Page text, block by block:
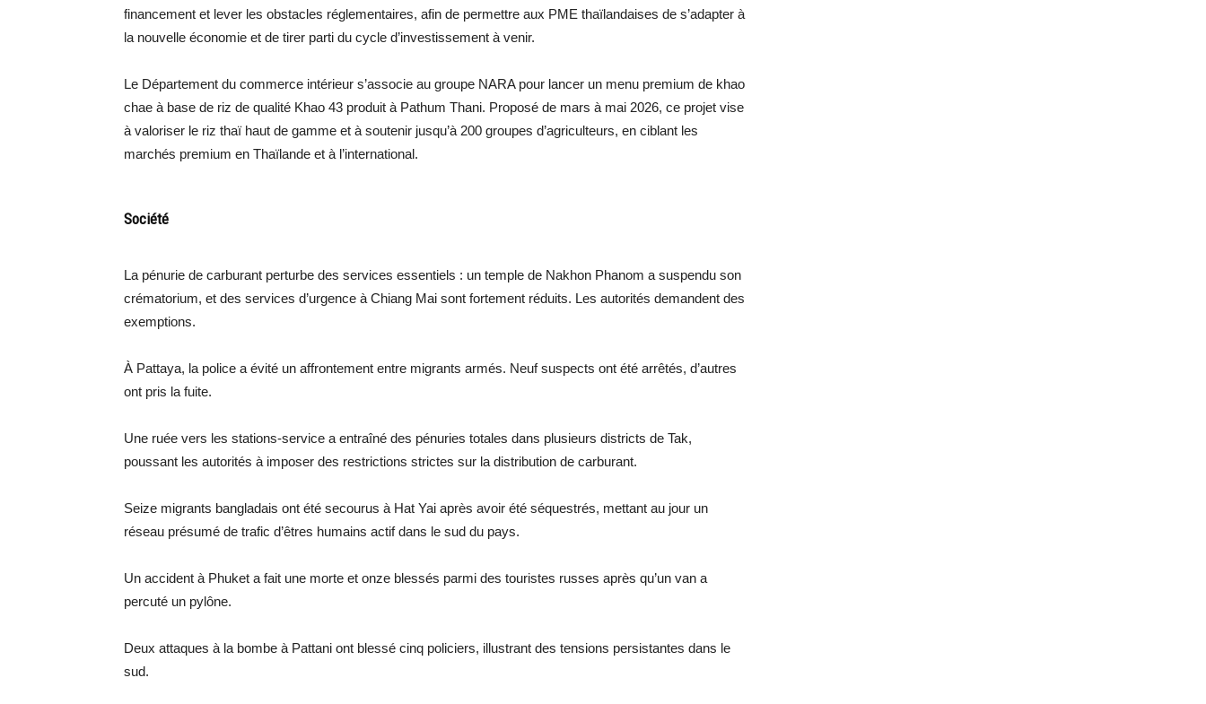
financement et lever les obstacles réglementaires, afin de permettre aux PME thaïlandaises de s’adapter à
la nouvelle économie et de tirer parti du cycle d’investissement à venir.
Le Département du commerce intérieur s’associe au groupe NARA pour lancer un menu premium de khao
chae à base de riz de qualité Khao 43 produit à Pathum Thani. Proposé de mars à mai 2026, ce projet vise
à valoriser le riz thaï haut de gamme et à soutenir jusqu’à 200 groupes d’agriculteurs, en ciblant les
marchés premium en Thaïlande et à l’international.
Société
La pénurie de carburant perturbe des services essentiels : un temple de Nakhon Phanom a suspendu son
crématorium, et des services d’urgence à Chiang Mai sont fortement réduits. Les autorités demandent des
exemptions.
À Pattaya, la police a évité un affrontement entre migrants armés. Neuf suspects ont été arrêtés, d’autres
ont pris la fuite.
Une ruée vers les stations-service a entraîné des pénuries totales dans plusieurs districts de Tak,
poussant les autorités à imposer des restrictions strictes sur la distribution de carburant.
Seize migrants bangladais ont été secourus à Hat Yai après avoir été séquestrés, mettant au jour un
réseau présumé de trafic d’êtres humains actif dans le sud du pays.
Un accident à Phuket a fait une morte et onze blessés parmi des touristes russes après qu’un van a
percuté un pylône.
Deux attaques à la bombe à Pattani ont blessé cinq policiers, illustrant des tensions persistantes dans le
sud.